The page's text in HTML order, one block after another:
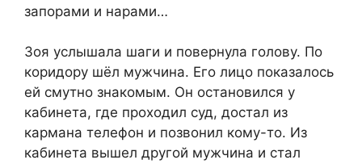
запорами и нарами…
Зоя услышала шаги и повернула голову. По
коридору шёл мужчина. Его лицо показалось
ей смутно знакомым. Он остановился у
кабинета, где проходил суд, достал из
кармана телефон и позвонил кому-то. Из
кабинета вышел другой мужчина и стал